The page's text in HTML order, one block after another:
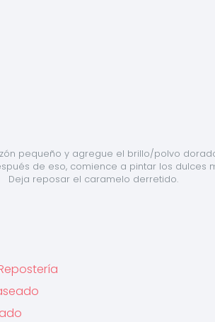
pequeño y agregue el brillo/polvo
de eso, comience a pintar los
Deja reposar el caramelo derretido.